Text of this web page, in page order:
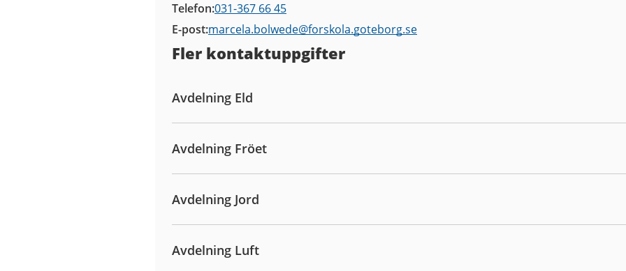
Telefon 031-367 66 45
E-post marcela.bolwede@forskola.goteborg.se
Fler kontaktuppgifter
Avdelning Eld
Avdelning Fröet
Avdelning Jord
Avdelning Luft